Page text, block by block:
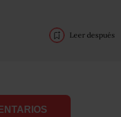
Leer después